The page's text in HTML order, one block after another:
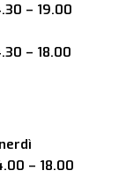
– 19.00
– 18.00
– 18.00